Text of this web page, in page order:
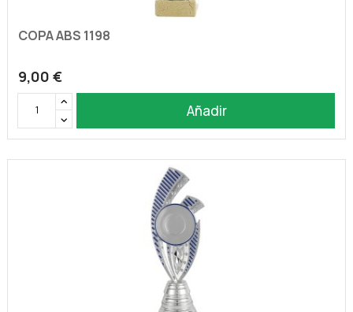
COPA ABS 1198
9,00 €
Añadir